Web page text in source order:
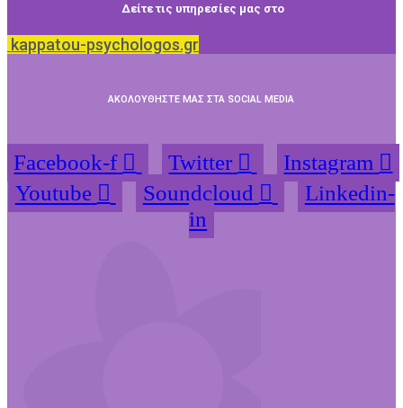
Δείτε τις υπηρεσίες μας στο
kappatou-psychologos.gr
ΑΚΟΛΟΥΘΗΣΤΕ ΜΑΣ ΣΤΑ SOCIAL MEDIA
Facebook-f Twitter
Instagram
Youtube
Soundcloud
Linkedin-
in